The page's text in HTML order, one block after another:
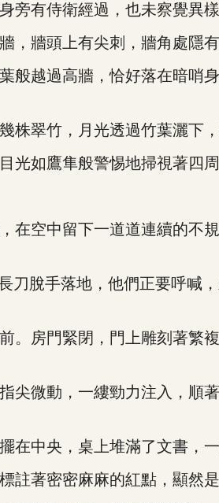
有侍衛經過，也未察覺異樣
牆頭上有尖刺，牆角處隱
越過高牆，恰好落在暗哨
翠竹，月光透過竹葉灑下，
如鷹隼般警惕地掃視著四周
空中留下一道道連續的不
脫手落地，他們正要呼喊
房門緊閉，門上雕刻著繁
微動，一縷勁力注入，順
中央，桌上堆滿了文書，一
著密密麻麻的紅點，顯然是